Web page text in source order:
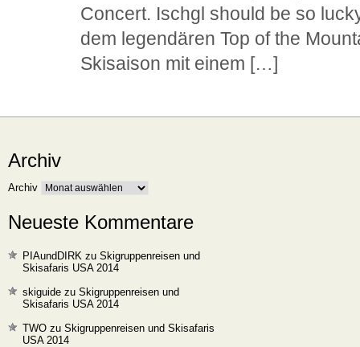
Concert. Ischgl should be so
dem legendären Top of the
Skisaison mit einem […]
Archiv
Archiv
Neueste Kommentare
PIAundDIRK zu Skigruppenreisen und
Skisafaris USA 2014
skiguide zu Skigruppenreisen und
Skisafaris USA 2014
TWO zu Skigruppenreisen und Skisafaris
USA 2014